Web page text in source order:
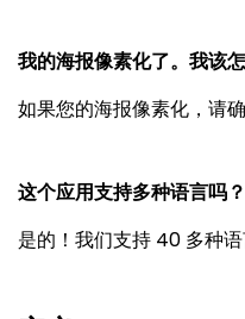
我的海报像素化了。我该
如果您的海报像素化，请
这个应用支持多种语言吗？
是的！我们支持 40 多种